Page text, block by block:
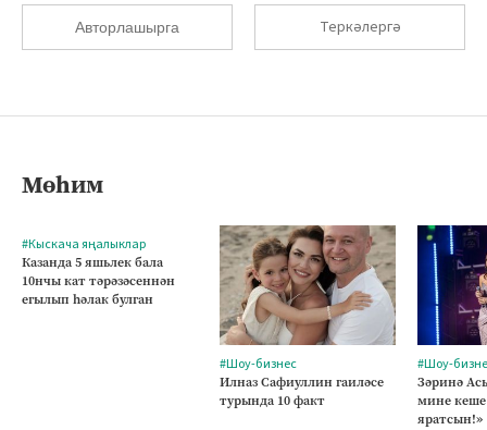
Авторлашырга Теркәлергә
Мөһим
#Кыскача яңалыклар
Казанда 5 яшьлек бала
10нчы кат тәрәзәсеннән
егылып һәлак булган
#Шоу-бизнес
Илназ Сафиуллин гаиләсе
турында 10 факт
#Шоу-
Зәринә
мине
яратсын!»